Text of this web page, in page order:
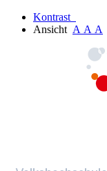
Kontrast
Ansicht A A A